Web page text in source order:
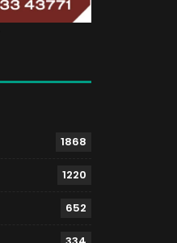
1868
1220
652